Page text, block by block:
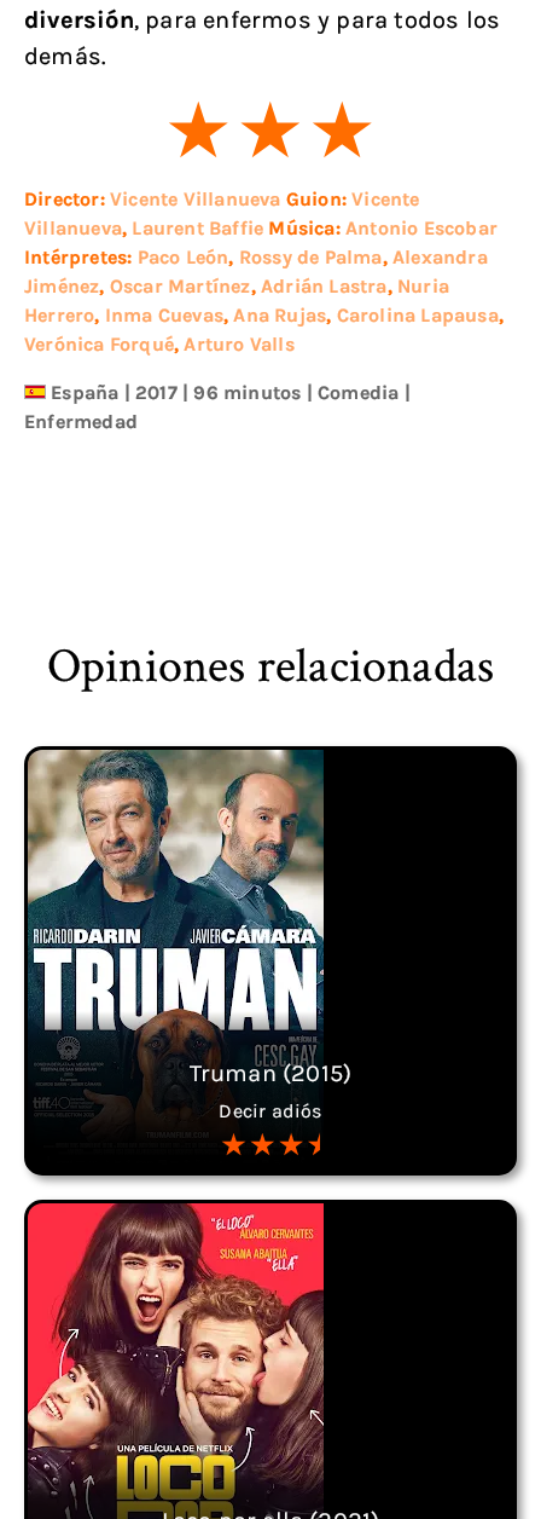
diversión, para enfermos y para todos los
demás.
Director: Vicente Villanueva Guion:Vicente
Villanueva, Laurent Baffie Música:Antonio Escobar
Intérpretes: Paco León, Rossy de Palma,Alexandra
Jiménez, Oscar Martínez,Adrián Lastra, Nuria
Herrero, Inma Cuevas,Ana Rujas, Carolina Lapausa,
Verónica Forqué,Arturo Valls
España |2017 | 96 minutos |Comedia
Enfermedad
Opiniones relacionadas
Truman (2015)
Decir adiós